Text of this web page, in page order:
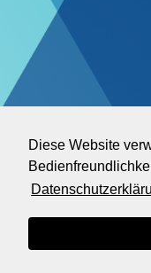
Diese Website